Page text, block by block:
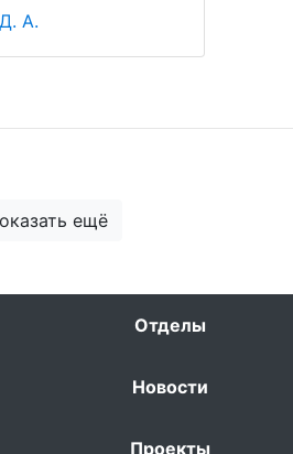
А.
ещё
Отделы
Новости
Проекты